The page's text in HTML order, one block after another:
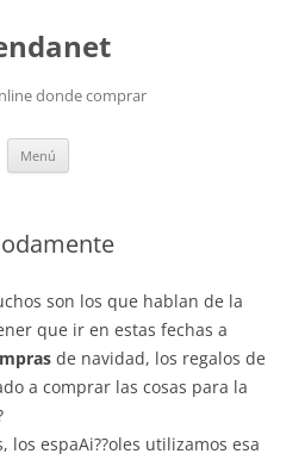
donde comprar
Menú
son los que hablan de la
que ir en estas fechas a
de navidad, los regalos de
a comprar las cosas para la
los espaAi??oles utilizamos esa